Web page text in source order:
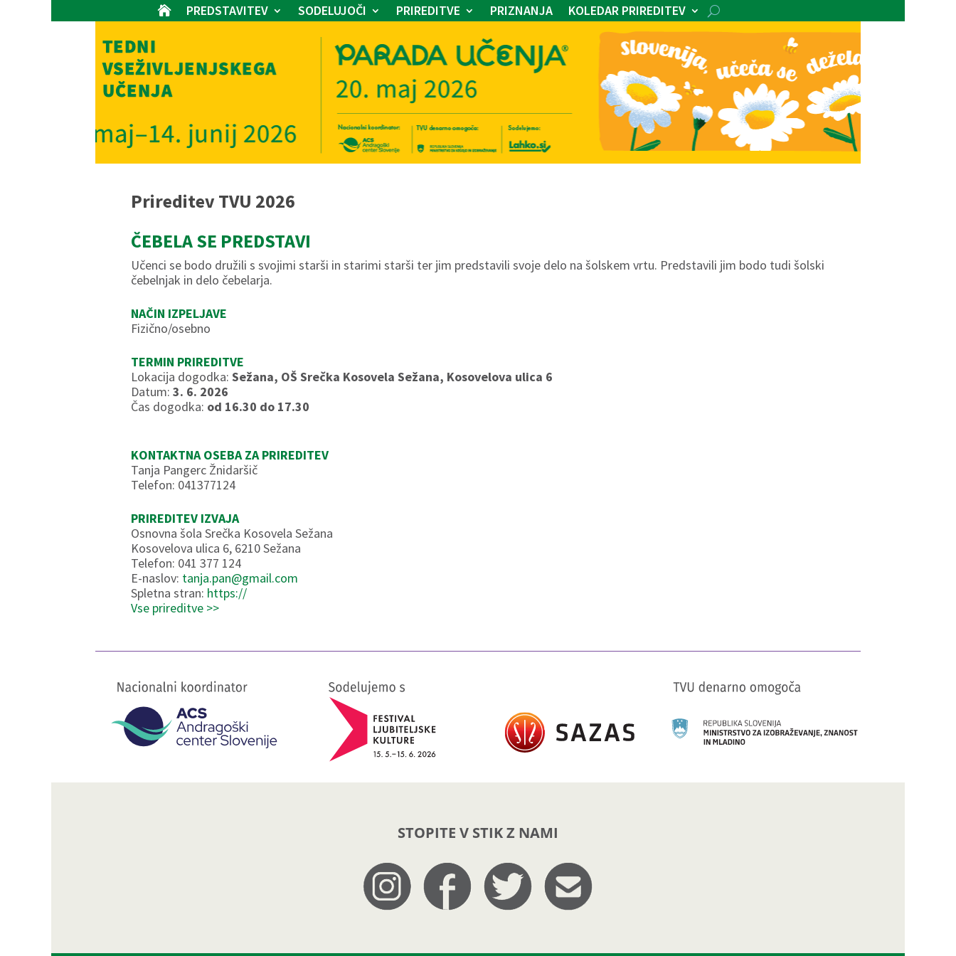
 PREDSTAVITEV SODELUJOČI PRIREDITVE PRIZNANJA KOLEDAR PRIREDITEV
Prireditev TVU 2026
ČEBELA SE PREDSTAVI
Učenci se bodo družili s svojimi starši in starimi starši ter jim predstavili svoje delo na šolskem vrtu. Predstavili jim bodo tudi šolski
čebelnjak in delo čebelarja.
NAČIN IZPELJAVE
Fizično/osebno
TERMIN PRIREDITVE
Lokacija dogodka:Sežana, OŠ Srečka Kosovela Sežana, Kosovelova ulica 6
Datum:3. 6. 2026
Čas dogodka: od 16.30 do 17.30
KONTAKTNA OSEBA ZA PRIREDITEV
Tanja Pangerc Žnidaršič
Telefon: 041377124
PRIREDITEV IZVAJA
Osnovna šola Srečka Kosovela Sežana
Kosovelova ulica 6, 6210 Sežana
Telefon: 041 377 124
E-naslov: tanja.pan@gmail.com
Spletna stran: https://
Vse prireditve >>
STOPITE V STIK Z NAMI